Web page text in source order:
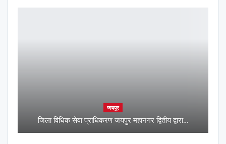
जयपुर
जिला विधिक सेवा प्राधिकरण जयपुर महानगर द्वितीय द्वारा…